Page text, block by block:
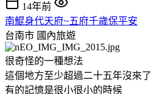
14年前
南鯤身代天府~五府千歲保平安
台南市 國內旅遊
很奇怪的一種想法
這個地方至少超過二十五年沒來了
有的記憶是很小很小的時候